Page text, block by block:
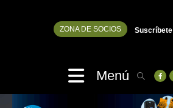
ZONA DE SOCIOS Suscríbete
Menú